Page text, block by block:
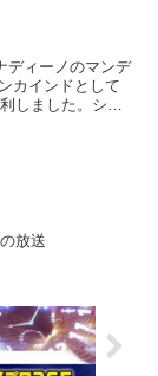
ディーノのマンデ
カインドとして
しました。ショ
放送